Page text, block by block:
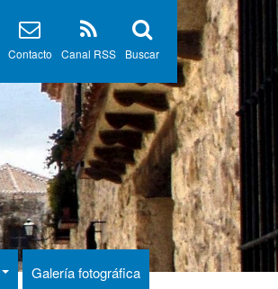
Buscar
Canal RSS
Contacto
Galería fotográfica